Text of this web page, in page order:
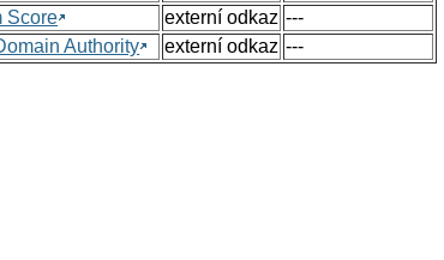
Score
externí odkaz ---
Authority
externí odkaz ---